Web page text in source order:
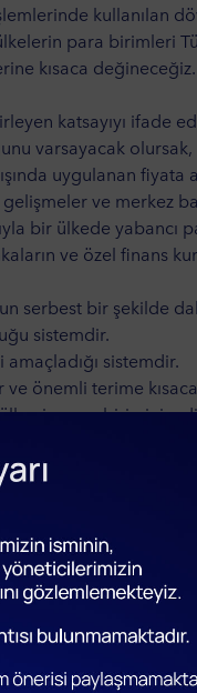
-
kullanılan
para birimleri
kısaca değineceğiz.
katsayıyı ifade
varsayacak
uygulanan fiyata
ve merkez
bir ülkede yabancı
ve özel finans
serbest bir şekilde
sistemdir.
sistemdir.
ve önemli terime
para biriminin,
değer
Örneğin hem
bir para birimi
sık duymanız